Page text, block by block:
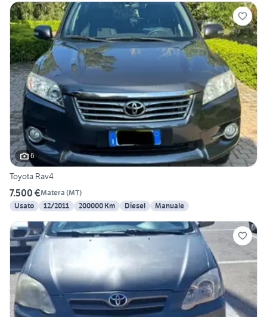
6
Toyota Rav4
7.500 €Matera (MT)
Usato
12/2011 200000 Km Diesel Manuale